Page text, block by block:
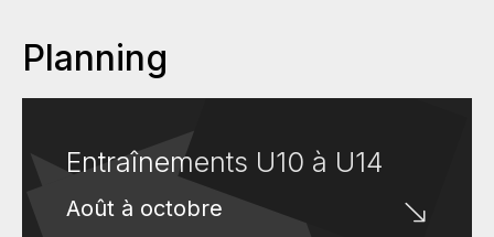
Planning
Entraînements U10 à U14
Août à octobre